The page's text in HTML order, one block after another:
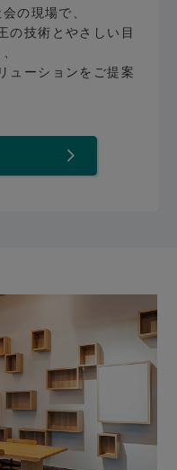
の現場で、
の技術とやさしい目
ューションをご提案
て